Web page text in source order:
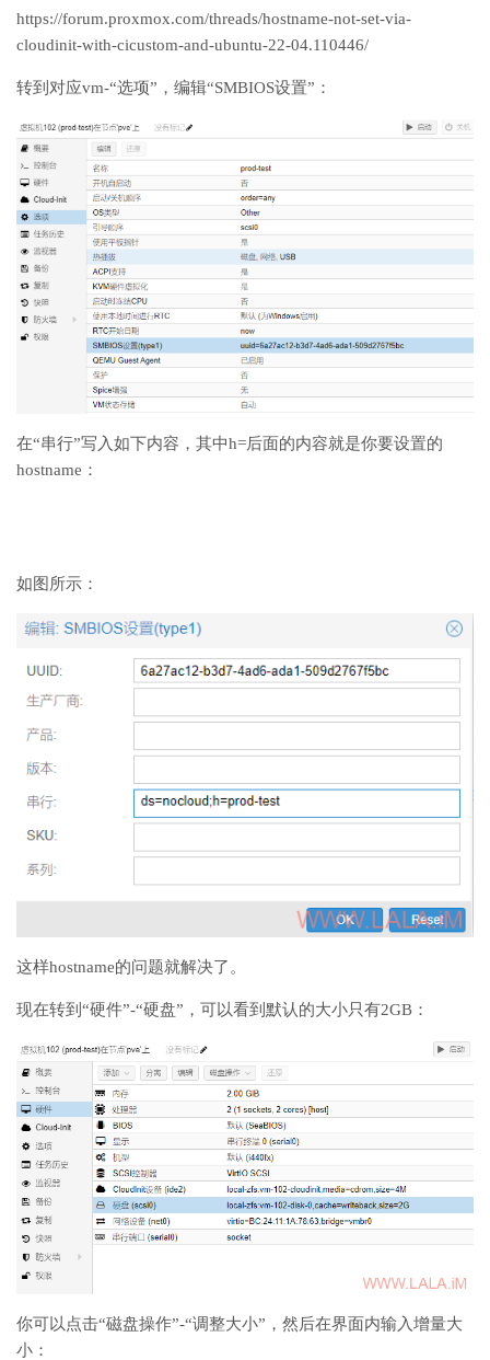
https://forum.proxmox.com/threads/hostname-not-set-via-
cloudinit-with-cicustom-and-ubuntu-22-04.110446/
转到对应vm-“选项”，编辑“SMBIOS设置”：
在“串行”写入如下内容，其中h=后面的内容就是你要设置的
hostname：
如图所示：
这样hostname的问题就解决了。
现在转到“硬件”-“硬盘”，可以看到默认的大小只有2GB：
你可以点击“磁盘操作”-“调整大小”，然后在界面内输入增量大
小：